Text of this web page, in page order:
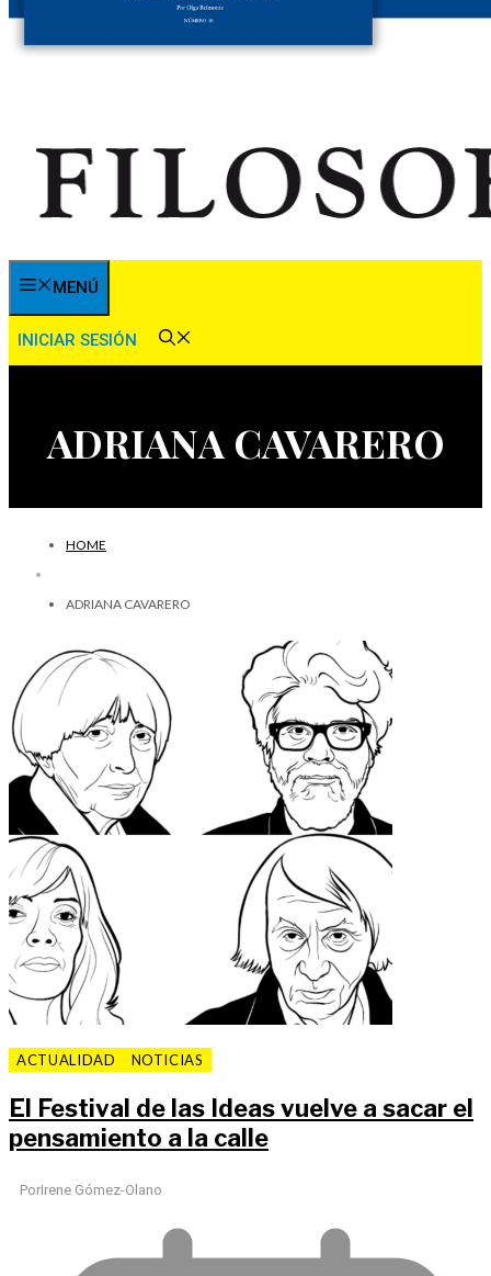
MENÚ
INICIAR SESIÓN
ADRIANA CAVARERO
HOME
ADRIANA CAVARERO
ACTUALIDAD NOTICIAS
El Festival de las Ideas vuelve a sacar el
pensamiento a la calle
PorIrene Gómez-Olano